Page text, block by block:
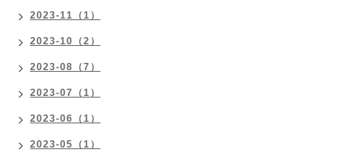
2023-11（1）
2023-10（2）
2023-08（7）
2023-07（1）
2023-06（1）
2023-05（1）